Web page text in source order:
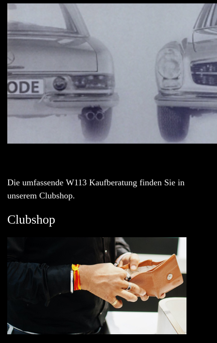
Die umfassende W113 Kaufberatung finden Sie in
unserem Clubshop.
Clubshop